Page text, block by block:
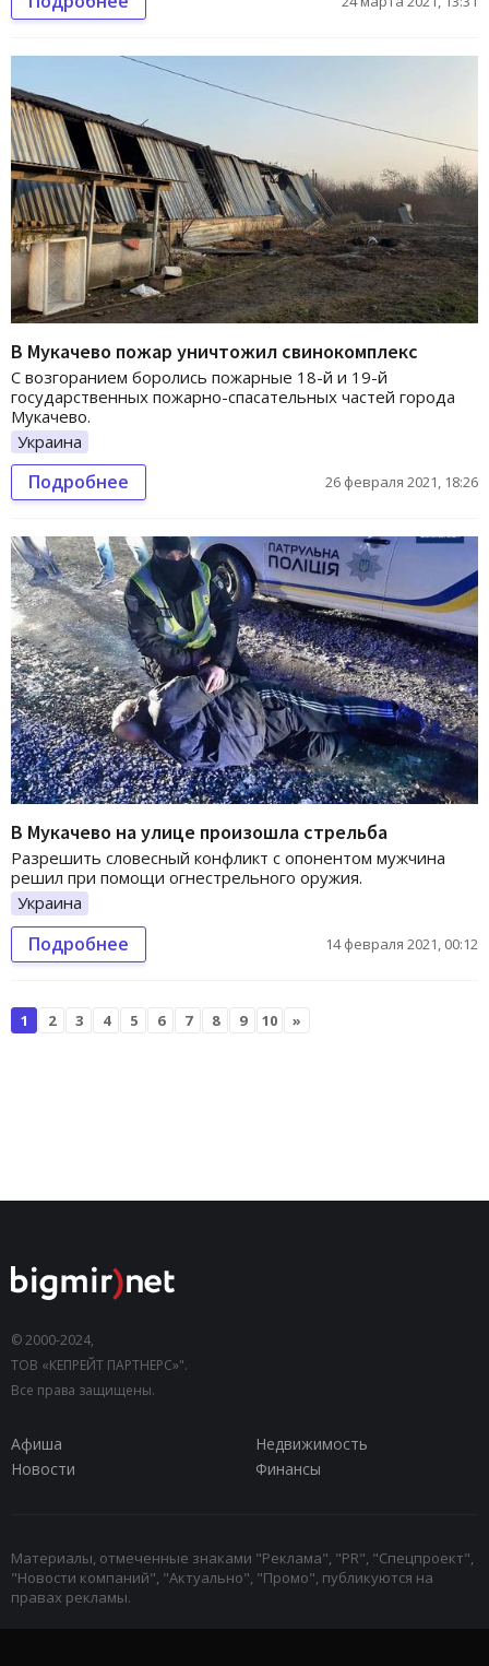
В Мукачево пожар уничтожил свинокомплекс
С возгоранием боролись пожарные 18-й и 19-й
государственных пожарно-спасательных частей города
Мукачево.
Украина
Подробнее 26 февраля 2021, 18:26
В Мукачево на улице произошла стрельба
Разрешить словесный конфликт с опонентом мужчина
решил при помощи огнестрельного оружия.
Украина
Подробнее 14 февраля 2021, 00:12
1 2 3 4 5 6 7 8 9 10 »
© 2000-2024,
ТОВ «КЕПРЕЙТ ПАРТНЕРС»".
Все права защищены.
Афиша
Недвижимость
Новости
Финансы
Материалы, отмеченные знаками "Реклама", "PR", "Спецпроект",
"Новости компаний", "Актуально", "Промо", публикуются на
правах рекламы.